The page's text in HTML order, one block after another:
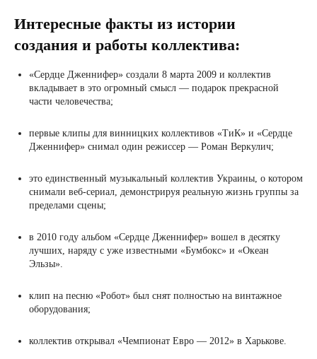
Интересные факты из истории
создания и работы коллектива:
«Сердце Дженнифер» создали 8 марта 2009 и коллектив
вкладывает в это огромный смысл — подарок прекрасной
части человечества;
первые клипы для винницких коллективов «ТиК» и «Сердце
Дженнифер» снимал один режиссер — Роман Веркулич;
это единственный музыкальный коллектив Украины, о котором
снимали веб-сериал, демонстрируя реальную жизнь группы за
пределами сцены;
в 2010 году альбом «Сердце Дженнифер» вошел в десятку
лучших, наряду с уже известными «Бумбокс» и «Океан
Эльзы».
клип на песню «Робот» был снят полностью на винтажное
оборудования;
коллектив открывал «Чемпионат Евро — 2012» в Харькове.